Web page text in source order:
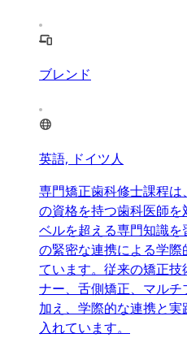
ブレンド
英語, ドイツ人
専門矯正歯科修士課程
の資格を持つ歯科医師
ベルを超える専門知識
の緊密な連携による学
ています。従来の矯正
ナー、舌側矯正、マル
加え、学際的な連携と
入れています。